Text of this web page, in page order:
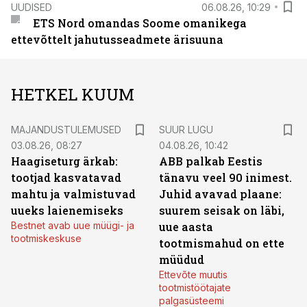
UUDISED 06.08.26, 10:29
ETS Nord omandas Soome omanikega
ettevõttelt jahutusseadmete ärisuuna
HETKEL KUUM
MAJANDUSTULEMUSED
03.08.26, 08:27
Haagiseturg ärkab:
tootjad kasvatavad
mahtu ja valmistuvad
uueks laienemiseks
Bestnet avab uue müügi- ja
tootmiskeskuse
SUUR LUGU
04.08.26, 10:42
ABB palkab Eestis
tänavu veel 90 inimest.
Juhid avavad plaane:
suurem seisak on läbi,
uue aasta
tootmismahud on ette
müüdud
Ettevõte muutis
tootmistöötajate
palgasüsteemi